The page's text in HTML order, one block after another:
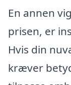
En annen
prisen, er
Hvis din
kræver